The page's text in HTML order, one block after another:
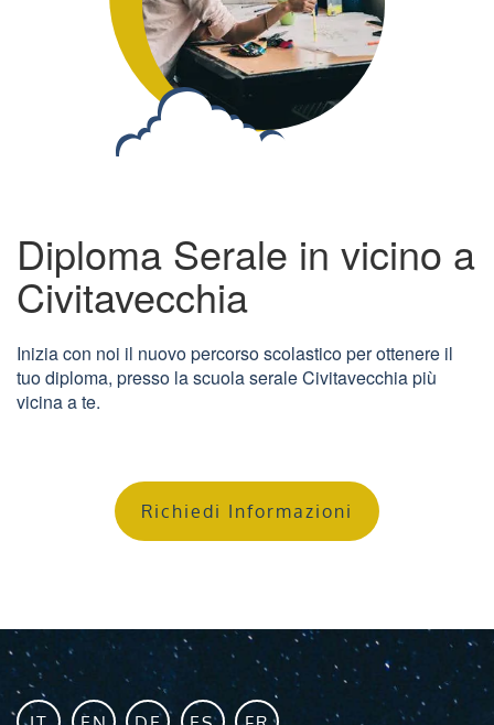
Diploma Serale in vicino a
Civitavecchia
Inizia con noi il nuovo percorso scolastico per ottenere il
tuo diploma, presso la scuola serale Civitavecchia più
vicina a te.
Richiedi Informazioni